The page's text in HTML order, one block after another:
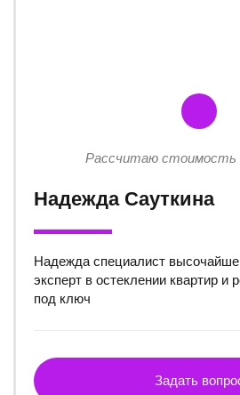
Рассчитаю стоимость
Надежда Сауткина
Надежда специалист
эксперт в остеклении квартир и
под ключ
Задать